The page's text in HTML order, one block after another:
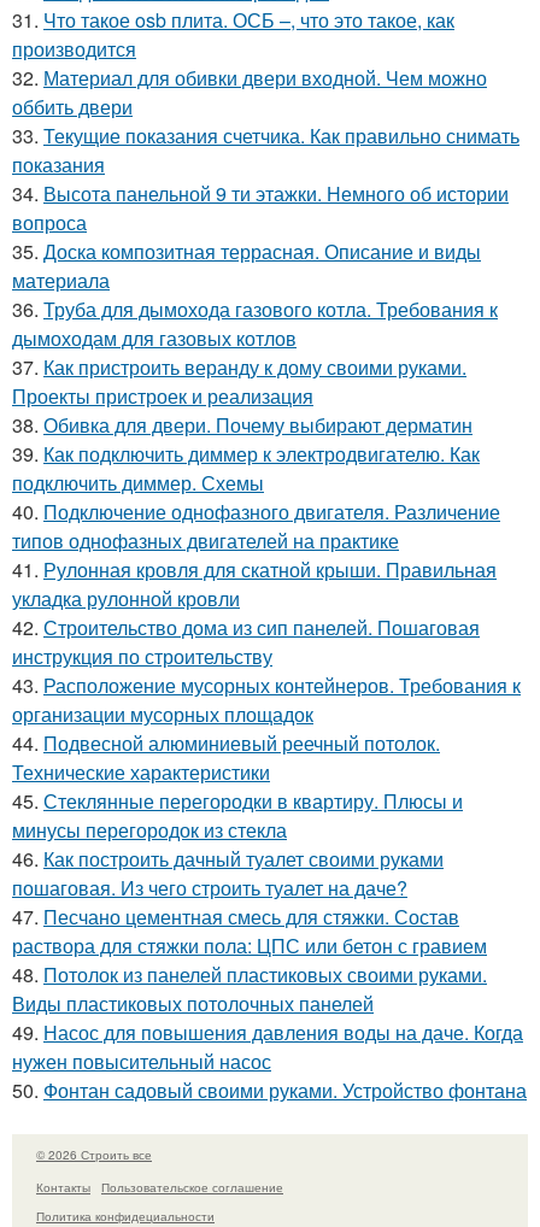
31. Что такое osb плита. ОСБ –, что это такое, как
производится
32. Материал для обивки двери входной. Чем можно
оббить двери
33. Текущие показания счетчика. Как правильно снимать
показания
34. Высота панельной 9 ти этажки. Немного об истории
вопроса
35. Доска композитная террасная. Описание и виды
материала
36. Труба для дымохода газового котла. Требования к
дымоходам для газовых котлов
37. Как пристроить веранду к дому своими руками.
Проекты пристроек и реализация
38. Обивка для двери. Почему выбирают дерматин
39. Как подключить диммер к электродвигателю. Как
подключить диммер. Схемы
40. Подключение однофазного двигателя. Различение
типов однофазных двигателей на практике
41. Рулонная кровля для скатной крыши. Правильная
укладка рулонной кровли
42. Строительство дома из сип панелей. Пошаговая
инструкция по строительству
43. Расположение мусорных контейнеров. Требования к
организации мусорных площадок
44. Подвесной алюминиевый реечный потолок.
Технические характеристики
45. Стеклянные перегородки в квартиру. Плюсы и
минусы перегородок из стекла
46. Как построить дачный туалет своими руками
пошаговая. Из чего строить туалет на даче?
47. Песчано цементная смесь для стяжки. Состав
раствора для стяжки пола: ЦПС или бетон с гравием
48. Потолок из панелей пластиковых своими руками.
Виды пластиковых потолочных панелей
49. Насос для повышения давления воды на даче. Когда
нужен повысительный насос
50. Фонтан садовый своими руками. Устройство фонтана
© 2026 Строить все
Контакты
Пользовательское соглашение
Политика конфидециальности